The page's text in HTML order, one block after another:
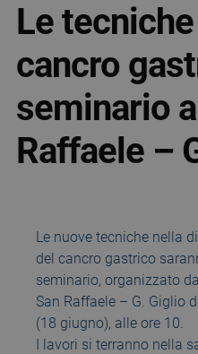
Le
cancro
seminario
Raffaele –
Le nuove tecniche nella
del cancro gastrico
seminario, organizzato
San Raffaele – G. Giglio
(18 giugno), alle ore 10.
I lavori si terranno nella